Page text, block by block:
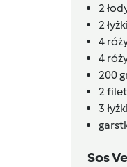
2
2łyżki
4
4
200
2filet
3 łyżki
Sos